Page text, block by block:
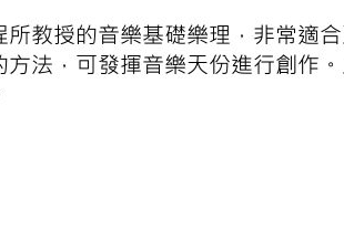
所教授的音樂基礎樂理，非常適
方法，可發揮音樂天份進行創作